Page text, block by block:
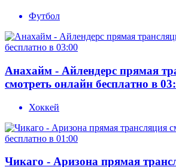
Футбол
Анахайм - Айлендерс прямая
смотреть онлайн бесплатно в
Хоккей
Чикаго - Аризона прямая